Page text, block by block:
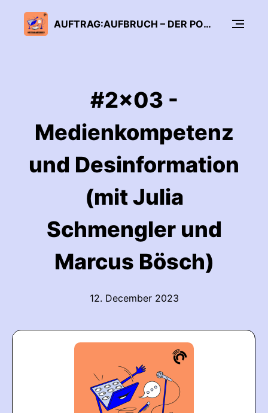
AUFTRAG:AUFBRUCH – DER PODCAST DES FORUM BILDUNG DIGITALISIERUNG
#2x03 -
Medienkompetenz
und Desinformation
(mit Julia
Schmengler und
Marcus Bösch)
12. December 2023